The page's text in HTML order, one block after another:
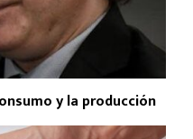
y la producción